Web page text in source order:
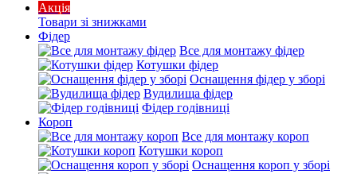
Акція
Товари зі знижками
Фідер
Все для монтажу фідер
Котушки фідер
Оснащення фідер у зборі
Вудилища фідер
Фідер годівниці
Короп
Все для монтажу короп
Котушки короп
Оснащення короп у зборі